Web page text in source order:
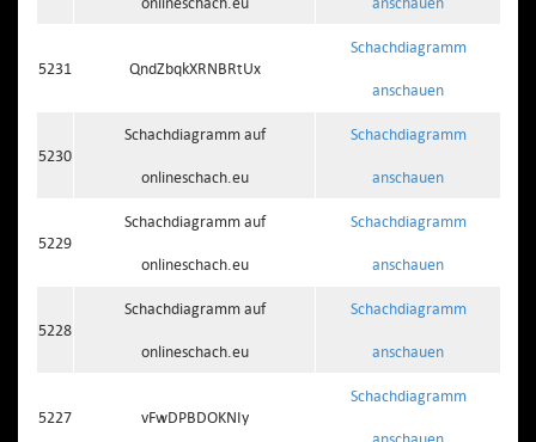
5231 QndZbqkXRNBRtUx
Schachdiagramm
anschauen
5230
Schachdiagramm auf
onlineschach.eu
Schachdiagramm
anschauen
5229
Schachdiagramm auf
onlineschach.eu
Schachdiagramm
anschauen
5228
Schachdiagramm auf
onlineschach.eu
Schachdiagramm
anschauen
5227 vFwDPBDOKNIy
Schachdiagramm